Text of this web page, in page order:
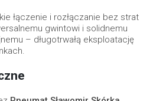
łączenie i rozłączanie bez strat
gwintowi i solidnemu
– długotrwałą eksploatację